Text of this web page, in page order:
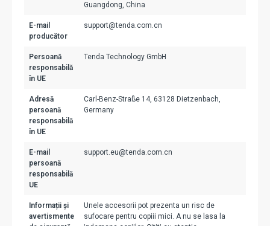
Guangdong, China
E-mail
producător
support@tenda.com.cn
Persoană
responsabilă
în UE
Tenda Technology GmbH
Adresă
persoană
responsabilă
în UE
Carl-Benz-Straße 14, 63128 Dietzenbach,
Germany
E-mail
persoană
responsabilă
UE
support.eu@tenda.com.cn
Informații și
avertismente
Unele accesorii pot prezenta un risc de
sufocare pentru copiii mici. A nu se lasa la